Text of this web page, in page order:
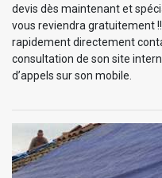
devis dès maintenant et
vous reviendra gratuitement
rapidement directement
consultation de son site
d’appels sur son mobile.